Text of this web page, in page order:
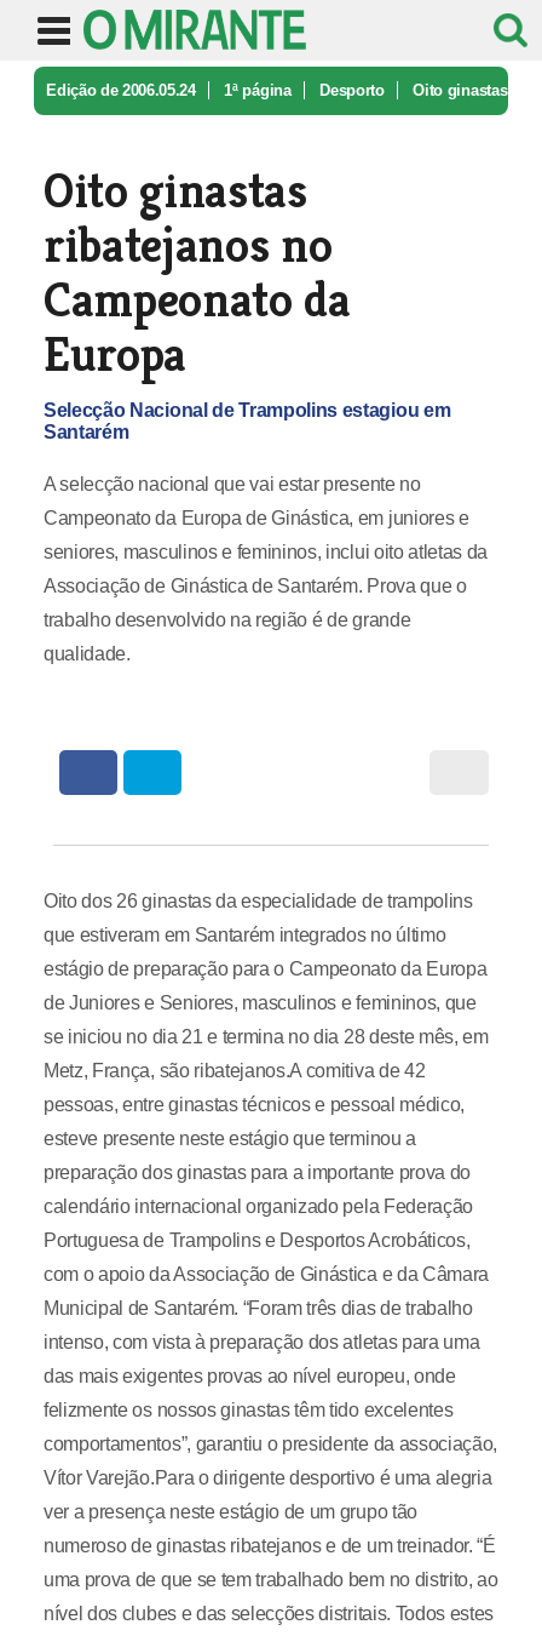
Edição de 2006.05.24 1ª página Desporto Oito ginastas
Oito ginastas
ribatejanos no
Campeonato da
Europa
Selecção Nacional de Trampolins estagiou em
Santarém
A selecção nacional que vai estar presente no
Campeonato da Europa de Ginástica, em juniores e
seniores, masculinos e femininos, inclui oito atletas da
Associação de Ginástica de Santarém. Prova que o
trabalho desenvolvido na região é de grande
qualidade.
Oito dos 26 ginastas da especialidade de trampolins
que estiveram em Santarém integrados no último
estágio de preparação para o Campeonato da Europa
de Juniores e Seniores, masculinos e femininos, que
se iniciou no dia 21 e termina no dia 28 deste mês, em
Metz, França, são ribatejanos.A comitiva de 42
pessoas, entre ginastas técnicos e pessoal médico,
esteve presente neste estágio que terminou a
preparação dos ginastas para a importante prova do
calendário internacional organizado pela Federação
Portuguesa de Trampolins e Desportos Acrobáticos,
com o apoio da Associação de Ginástica e da Câmara
Municipal de Santarém. “Foram três dias de trabalho
intenso, com vista à preparação dos atletas para uma
das mais exigentes provas ao nível europeu, onde
felizmente os nossos ginastas têm tido excelentes
comportamentos”, garantiu o presidente da associação,
Vítor Varejão.Para o dirigente desportivo é uma alegria
ver a presença neste estágio de um grupo tão
numeroso de ginastas ribatejanos e de um treinador. “É
uma prova de que se tem trabalhado bem no distrito, ao
nível dos clubes e das selecções distritais. Todos estes